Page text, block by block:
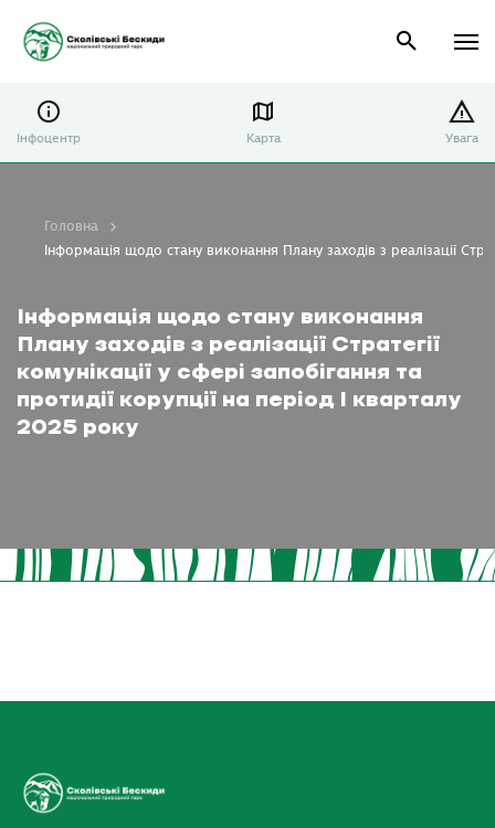
Інфоцентр Карта Увага
Інформація щодо стану виконання
Плану заходів з реалізації Стратегії
комунікації у сфері запобігання та
протидії корупції на період I кварталу
2025 року
Головна
Інформація щодо стану виконання Плану заходів з реалізації